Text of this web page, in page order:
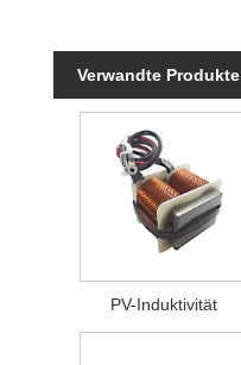
Verwandte Produkte
PV-Induktivität